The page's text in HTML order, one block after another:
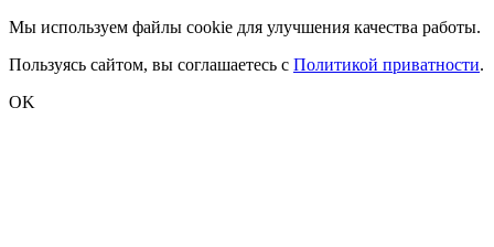
Мы используем файлы cookie для улучшения качества работы.
Пользуясь сайтом, вы соглашаетесь с Политикой приватности.
OK